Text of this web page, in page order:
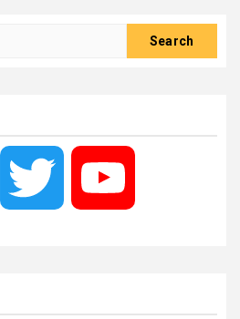
Instagram Twitter